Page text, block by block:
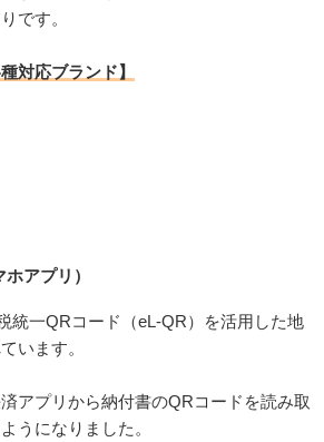
です。
対応ブランド】
アプリ）
統一QRコード（eL-QR）を活用した地
います。
アプリから納付書のQRコードを読み取
うになりました。